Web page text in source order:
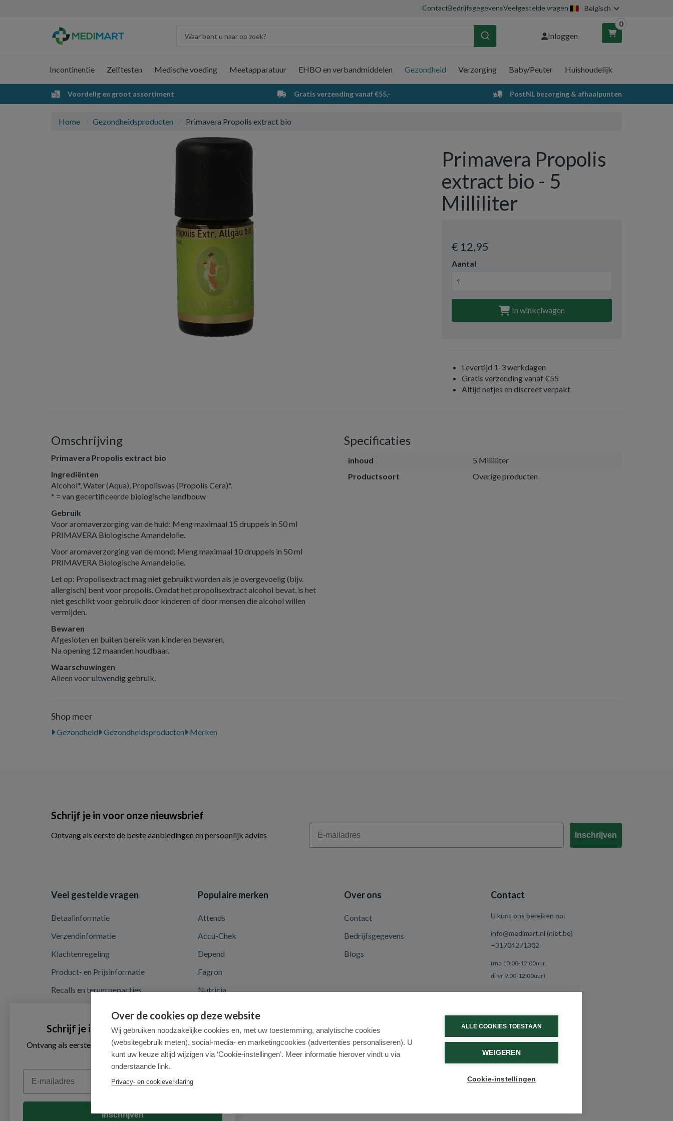
ContactBedrijfsgegevensVeelgestelde vragen Belgisch
Inloggen
0
Winkelwagen
Incontinentie Zelftesten Medische voeding Meetapparatuur EHBO en verbandmiddelen Gezondheid Verzorging Baby/Peuter Huishoudelijk
Voordelig en groot assortiment Gratis verzending vanaf €55,- PostNL bezorging & afhaalpunten
Home Gezondheidsproducten Primavera Propolis extract bio
Primavera Propolis
extract bio - 5
Milliliter
€ 12,95
Aantal
In winkelwagen
Levertijd 1-3 werkdagen
Gratis verzending vanaf €55
Altijd netjes en discreet verpakt
Omschrijving
Primavera Propolis extract bio
Ingrediënten
Alcohol*, Water (Aqua), Propoliswas (Propolis Cera)*.
* = van gecertificeerde biologische landbouw
Gebruik
Voor aromaverzorging van de huid: Meng maximaal 15 druppels in 50 ml
PRIMAVERA Biologische Amandelolie.
Voor aromaverzorging van de mond: Meng maximaal 10 druppels in 50 ml
PRIMAVERA Biologische Amandelolie.
Let op: Propolisextract mag niet gebruikt worden als je overgevoelig (bijv.
allergisch) bent voor propolis. Omdat het propolisextract alcohol bevat, is het
niet geschikt voor gebruik door kinderen of door mensen die alcohol willen
vermijden.
Bewaren
Afgesloten en buiten bereik van kinderen bewaren.
Na opening 12 maanden houdbaar.
Waarschuwingen
Alleen voor uitwendig gebruik.
Specificaties
inhoud
5 Milliliter
Productsoort
Overige producten
Shop meer
Gezondheid Gezondheidsproducten Merken
Schrijf je in voor onze nieuwsbrief
Ontvang als eerste de beste aanbiedingen en persoonlijk advies
Email
Inschrijven
Veel gestelde vragen
Betaalinformatie
Verzendinformatie
Klachtenregeling
Product- en Prijsinformatie
Recalls en terugroepacties
Privacy en cookieverklaring
Cookieverklaring
Populaire merken
Attends
Accu-Chek
Depend
Fagron
Nutricia
Over ons
Contact
Bedrijfsgegevens
Blogs
Contact
U kunt ons bereiken op:
info@medimart.nl (niet.be)
+31704271302
(ma 10:00-12:00uur,
di-vr 9:00-12:00uur)
Over de cookies op deze website
Wij gebruiken noodzakelijke cookies en, met uw toestemming, analytische cookies
(websitegebruik meten), social-media- en marketingcookies (advertenties personaliseren). U
kunt uw keuze altijd wijzigen via ‘Cookie-instellingen’. Meer informatie hierover vindt u via
onderstaande link.
Privacy- en cookieverklaring
ALLE COOKIES TOESTAAN
WEIGEREN
Cookie-instellingen
Schrijf je in voor onze nieuwsbrief
Ontvang als eerste de beste aanbiedingen en persoonlijk
advies
Email
Inschrijven